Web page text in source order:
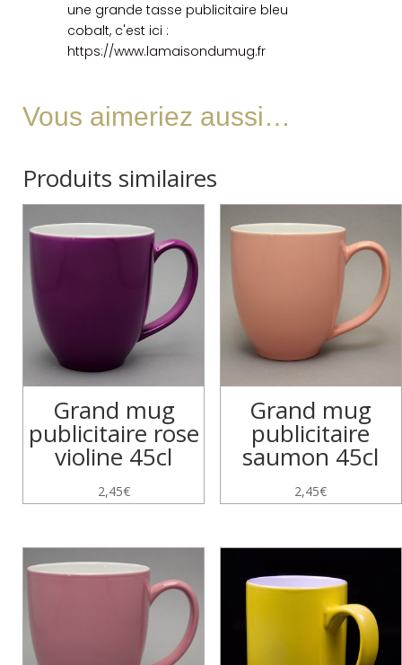
une grande tasse publicitaire bleu
cobalt, c'est ici :
https://www.lamaisondumug.fr
Vous aimeriez aussi…
Produits similaires
Grand mug
publicitaire rose
violine 45cl
2,45€
Grand mug
publicitaire
saumon 45cl
2,45€